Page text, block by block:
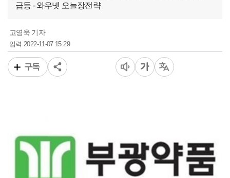
급등 - 와우넷 오늘장전략
고영욱 기자
입력2022-11-07 15:29
구독